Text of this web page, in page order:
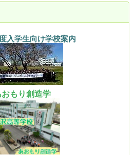
入学生向け学校案内
もり創造学